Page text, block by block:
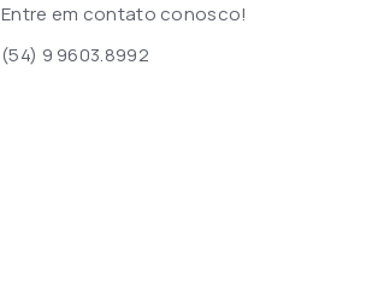
Entre em contato conosco!
(54) 9 9603.8992